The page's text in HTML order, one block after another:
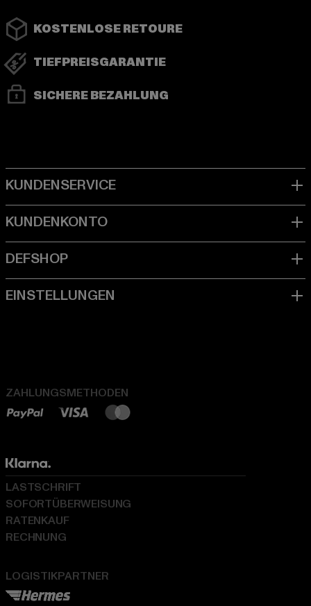
KOSTENLOSE RETOURE
TIEFPREISGARANTIE
SICHERE BEZAHLUNG
ZAHLUNGSMETHODEN
LOGISTIKPARTNER
LASTSCHRIFT
SOFORTÜBERWEISUNG
RATENKAUF
RECHNUNG